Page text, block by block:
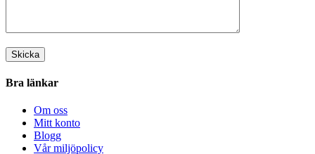
Bra länkar
Om oss
Mitt konto
Blogg
Vår miljöpolicy